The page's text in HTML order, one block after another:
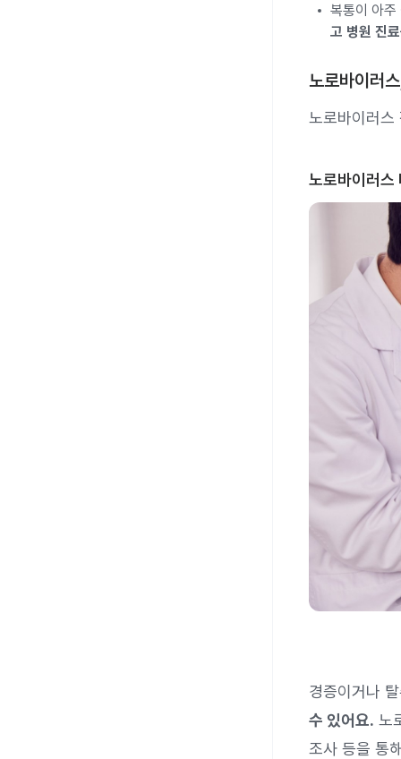
복통이 아
고 병원 진
노로바이러
노로바이러
노로바이러스
경증이거나
수 있어요. 노
조사 등을 통